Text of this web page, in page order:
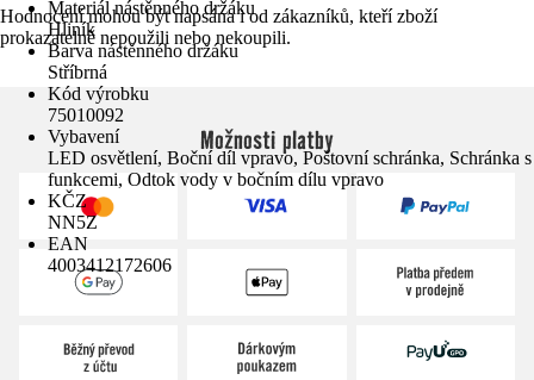
Materiál nástěnného držáku
Hliník
Barva nástěnného držáku
Stříbrná
Kód výrobku
75010092
Vybavení
LED osvětlení, Boční díl vpravo, Poštovní schránka, Schránka s
funkcemi, Odtok vody v bočním dílu vpravo
KČZ
NN5Z
EAN
4003412172606
Hodnocení mohou být napsána i od zákazníků, kteří zboží
prokazatelně nepoužili nebo nekoupili.
Možnosti platby